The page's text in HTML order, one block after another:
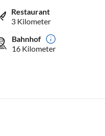
Restaurant
3 Kilometer
Bahnhof
16 Kilometer